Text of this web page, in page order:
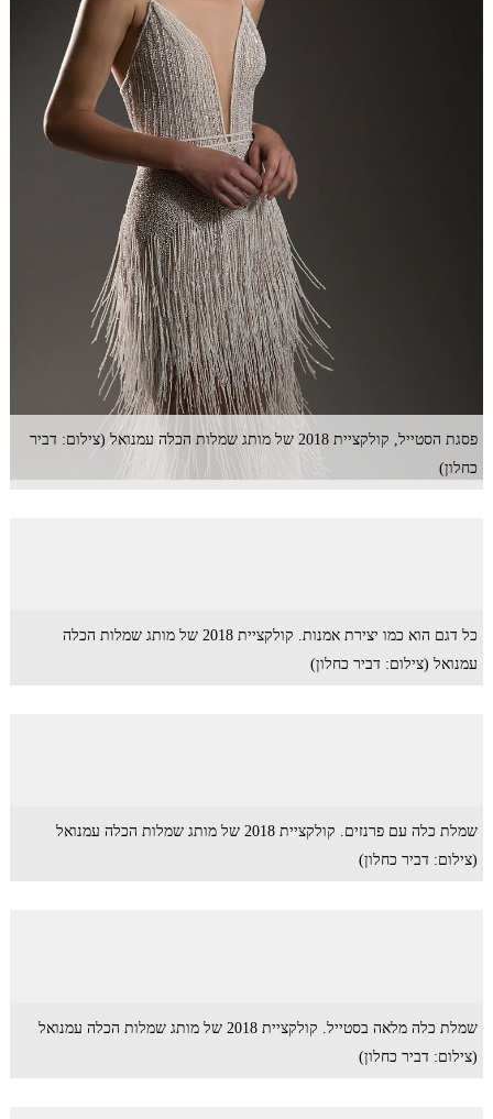
פסגת הסטייל, קולקציית 2018 של מותג שמלות הכלה עמנואל (צילום: דביר
כחלון)
כל דגם הוא כמו יצירת אמנות. קולקציית 2018 של מותג שמלות הכלה
עמנואל (צילום: דביר כחלון)
שמלת כלה עם פרנזים. קולקציית 2018 של מותג שמלות הכלה עמנואל
(צילום: דביר כחלון)
שמלת כלה מלאה בסטייל. קולקציית 2018 של מותג שמלות הכלה עמנואל
(צילום: דביר כחלון)